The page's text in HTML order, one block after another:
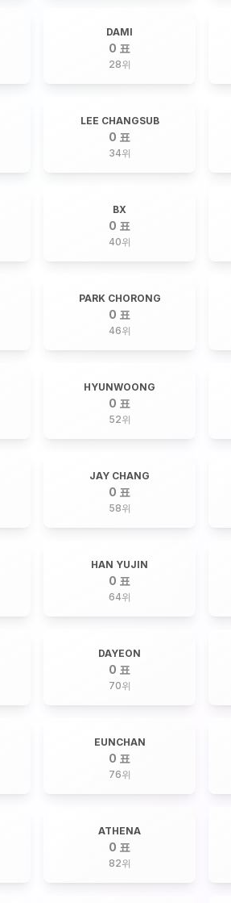
DAMI
0 표
28위
LEE CHANGSUB
0 표
34위
BX
0 표
40위
PARK CHORONG
0 표
46위
HYUNWOONG
0 표
52위
JAY CHANG
0 표
58위
HAN YUJIN
0 표
64위
DAYEON
0 표
70위
EUNCHAN
0 표
76위
ATHENA
0 표
82위